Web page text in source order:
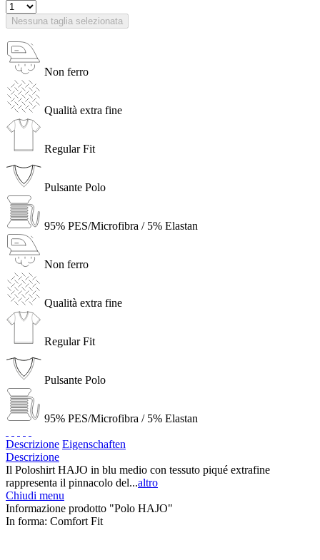
Nessuna taglia selezionata
Non ferro
Qualità extra fine
Regular Fit
Pulsante Polo
95% PES/Microfibra / 5% Elastan
Non ferro
Qualità extra fine
Regular Fit
Pulsante Polo
95% PES/Microfibra / 5% Elastan
Descrizione Eigenschaften
Descrizione
Il Poloshirt HAJO in blu medio con tessuto piqué extrafine
rappresenta il pinnacolo del...altro
Chiudi menu
Informazione prodotto "Polo HAJO"
In forma: Comfort Fit